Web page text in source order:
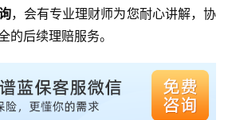
，会有专业理财师为您耐心讲解，协
的后续理赔服务。